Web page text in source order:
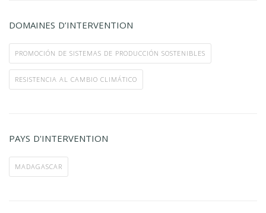
DOMAINES D’INTERVENTION
PROMOCIÓN DE SISTEMAS DE PRODUCCIÓN SOSTENIBLES
RESISTENCIA AL CAMBIO CLIMÁTICO
PAYS D'INTERVENTION
MADAGASCAR